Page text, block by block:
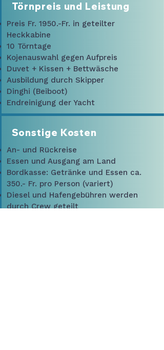
Törnpreis und Leistung
Preis Fr. 1950.-Fr. in geteilter
Heckkabine
10 Törntage
Kojenauswahl gegen Aufpreis
Duvet + Kissen + Bettwäsche
Ausbildung durch Skipper
Dinghi (Beiboot)
Endreinigung der Yacht
Sonstige Kosten
An- und Rückreise
Essen und Ausgang am Land
Bordkasse: Getränke und Essen ca.
350.- Fr. pro Person (variert)
Diesel und Hafengebühren werden
durch Crew geteilt